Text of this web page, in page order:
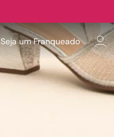
Seja um Franqueado